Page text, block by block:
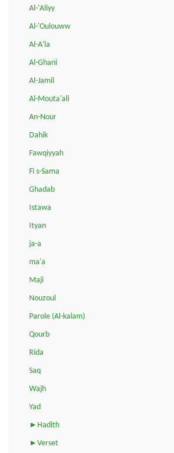
Al-'Aliyy
Al-'Oulouww
Al-A'la
Al-Ghani
Al-Jamil
Al-Mouta'ali
An-Nour
Dahik
Fawqiyyah
Fi s-Sama
Ghadab
Istawa
Ityan
ja-a
ma'a
Maji
Nouzoul
Parole (Al-kalam)
Qourb
Rida
Saq
Wajh
Yad
►Hadith
►Verset